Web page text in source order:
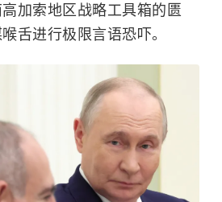
加索地区战略工具箱的匮
舌进行极限言语恐吓。